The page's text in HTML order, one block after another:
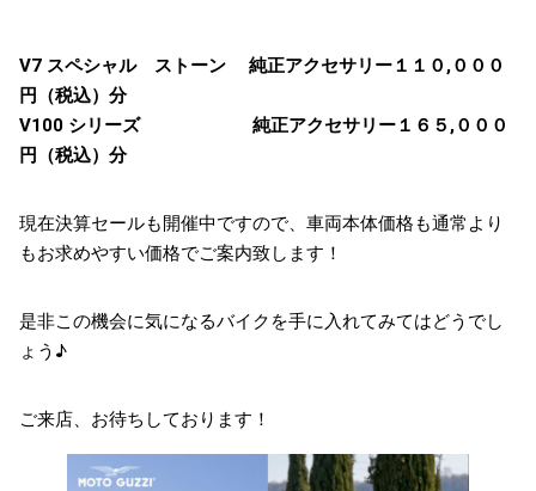
V7 スペシャル ストーン 純正アクセサリー１１０,０００
円（税込）分
V100 シリーズ 純正アクセサリー１６５,０００
円（税込）分
現在決算セールも開催中ですので、車両本体価格も通常より
もお求めやすい価格でご案内致します！
是非この機会に気になるバイクを手に入れてみてはどうでし
ょう♪
ご来店、お待ちしております！